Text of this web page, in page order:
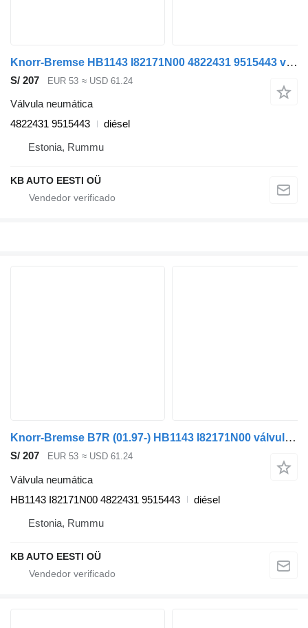
Knorr-Bremse HB1143 I82171N00 4822431 9515443 válvula neumática para Volvo B6, B7, B9, B10, B12 bus (1978-2011) autobús
S/ 207 EUR 53 ≈ USD 61.24
Válvula neumática
4822431 9515443
diésel
Estonia, Rummu
KB AUTO EESTI OÜ
Knorr-Bremse B7R (01.97-) HB1143 I82171N00 válvula neumática para Volvo B6, B7, B9, B10, B12 bus (1978-2011) autobús
S/ 207 EUR 53 ≈ USD 61.24
Válvula neumática
HB1143 I82171N00 4822431 9515443
diésel
Estonia, Rummu
KB AUTO EESTI OÜ